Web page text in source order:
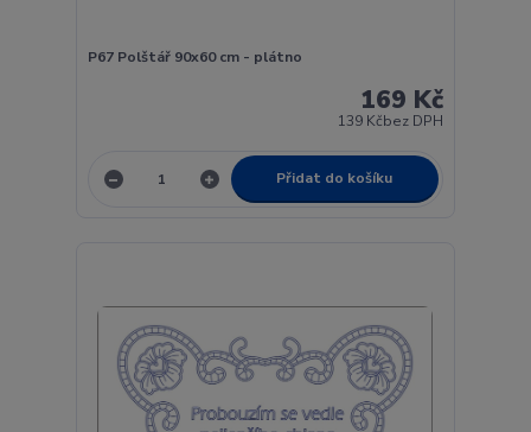
P67 Polštář 90x60 cm - plátno
169 Kč
139 Kčbez DPH
Přidat do košíku